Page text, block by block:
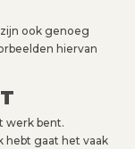
ook genoeg
hiervan
werk bent.
hebt gaat het vaak